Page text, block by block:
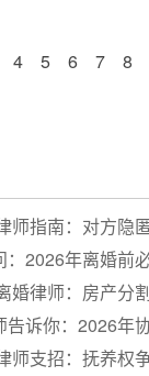
4 5 6 7 8
师指南：对方隐
：2026年离婚前
婚律师：房产分
告诉你：2026年
师支招：抚养权